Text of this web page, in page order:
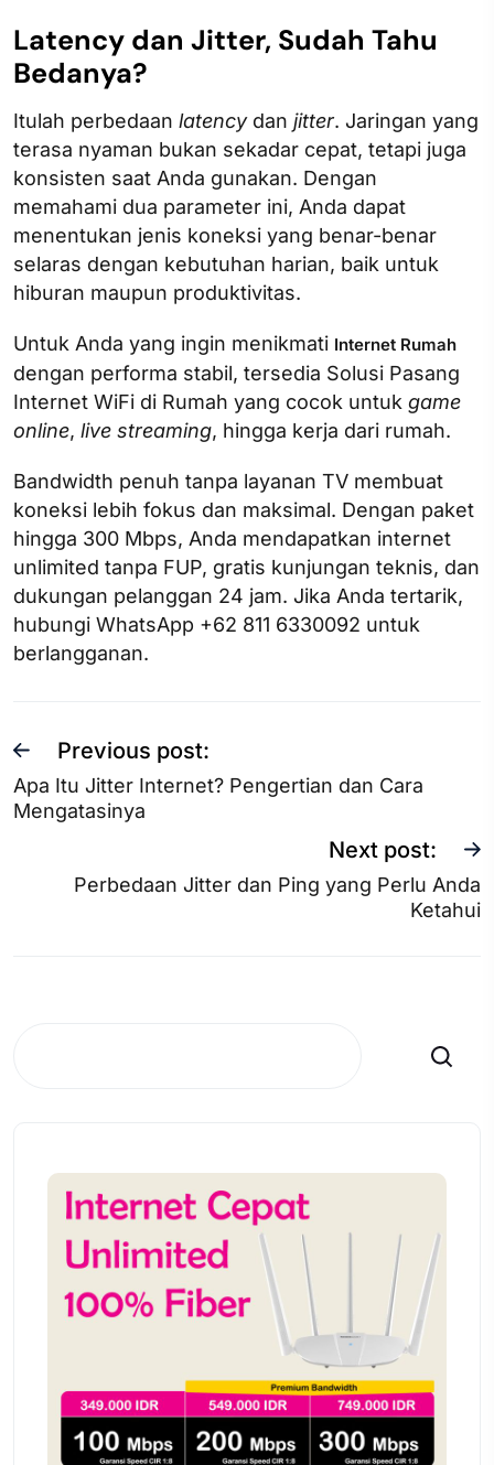
Latency dan Jitter, Sudah Tahu
Bedanya?
Itulah perbedaan latencydan jitter. Jaringan yang
terasa nyaman bukan sekadar cepat, tetapi juga
konsisten saat Anda gunakan. Dengan
memahami dua parameter ini, Anda dapat
menentukan jenis koneksi yang benar-benar
selaras dengan kebutuhan harian, baik untuk
hiburan maupun produktivitas.
Untuk Anda yang ingin menikmati Internet Rumah
dengan performa stabil, tersedia Solusi Pasang
Internet WiFi di Rumah yang cocok untuk game
online, live streaming, hingga kerja dari rumah.
Bandwidth penuh tanpa layanan TV membuat
koneksi lebih fokus dan maksimal. Dengan paket
hingga 300 Mbps, Anda mendapatkan internet
unlimited tanpa FUP, gratis kunjungan teknis, dan
dukungan pelanggan 24 jam. Jika Anda tertarik,
hubungi WhatsApp +62 811 6330092 untuk
berlangganan.
Previous post:
Apa Itu Jitter Internet? Pengertian dan Cara
Mengatasinya
Next post:
Perbedaan Jitter dan Ping yang Perlu Anda
Ketahui
Search